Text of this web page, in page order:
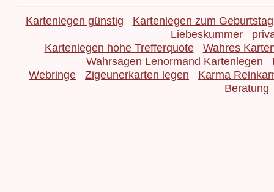
Kartenlegen günstig
Kartenlegen zum Geburtstag
Liebeskummer
Kartenlegen hohe Trefferquote
Wahres
Wahrsagen Lenormand Kartenlegen
Webringe
Zigeunerkarten legen
Karma
Beratung